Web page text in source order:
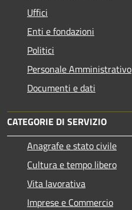
Uffici
Enti e fondazioni
Politici
Personale Amministrativo
Documenti e dati
CATEGORIE DI SERVIZIO
Anagrafe e stato civile
Cultura e tempo libero
Vita lavorativa
Imprese e Commercio